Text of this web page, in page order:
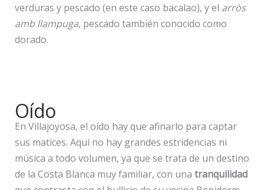
verduras y pescado (en este caso bacalao), y el arròs
amb llampuga, pescado también conocido como
dorado.
Oído
En Villajoyosa, el oído hay que afinarlo para captar
sus matices. Aquí no hay grandes estridencias ni
música a todo volumen, ya que se trata de un destino
de la Costa Blanca muy familiar, con una tranquilidad